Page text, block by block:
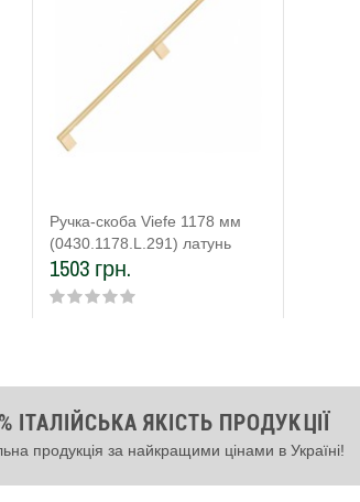
Ручка-скоба Viefe 1178 мм
(0430.1178.L.291) латунь
темна матова
1503 грн.
ІТАЛІЙСЬКА ЯКІСТЬ ПРОДУКЦІЇ
продукція за найкращими цінами в Україні!